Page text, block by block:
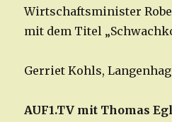
Wirtschaftsminister
mit dem Titel
Gerriet Kohls,
AUF1.TV mit Thomas